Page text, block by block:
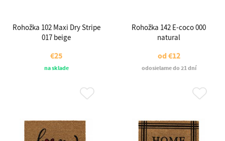
Rohožka 102 Maxi Dry Stripe
017 beige
€25
na sklade
Rohožka 142 E-coco 000
natural
od€12
odosielame do 21 dní